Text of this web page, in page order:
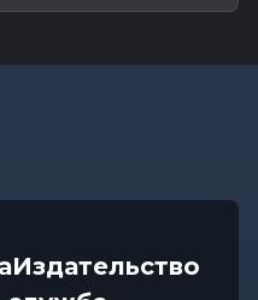
Издательство